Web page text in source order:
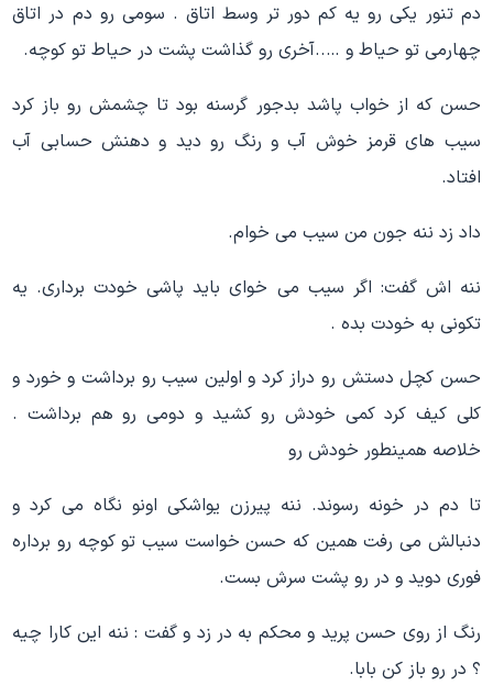
دم تنور یکی رو یه کم دور تر وسط اتاق . سومی رو دم در اتاق
چهارمی تو حیاط و …..آخری رو گذاشت پشت در حیاط تو کوچه.
حسن که از خواب پاشد بدجور گرسنه بود تا چشمش رو باز کرد
سیب های قرمز خوش آب و رنگ رو دید و دهنش حسابی آب
افتاد.
داد زد ننه جون من سیب می خوام.
ننه اش گفت: اگر سیب می خوای باید پاشی خودت برداری. یه
تکونی به خودت بده .
حسن کچل دستش رو دراز کرد و اولین سیب رو برداشت و خورد و
کلی کیف کرد کمی خودش رو کشید و دومی رو هم برداشت .
خلاصه همینطور خودش رو
تا دم در خونه رسوند. ننه پیرزن یواشکی اونو نگاه می کرد و
دنبالش می رفت همین که حسن خواست سیب تو کوچه رو برداره
فوری دوید و در رو پشت سرش بست.
رنگ از روی حسن پرید و محکم به در زد و گفت : ننه این کارا چیه
؟ در رو باز کن بابا.